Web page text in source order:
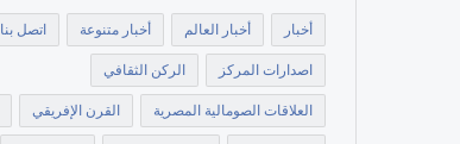
أخبار أخبار العالم أخبار متنوعة اتصل بنا
اصدارات المركز الركن الثقافي
العلاقات الصومالية المصرية القرن الإفريقي